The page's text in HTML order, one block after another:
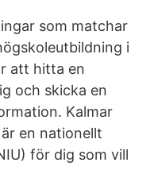
som matchar
i
att hitta en
och skicka en
Kalmar
en nationellt
för dig som vill